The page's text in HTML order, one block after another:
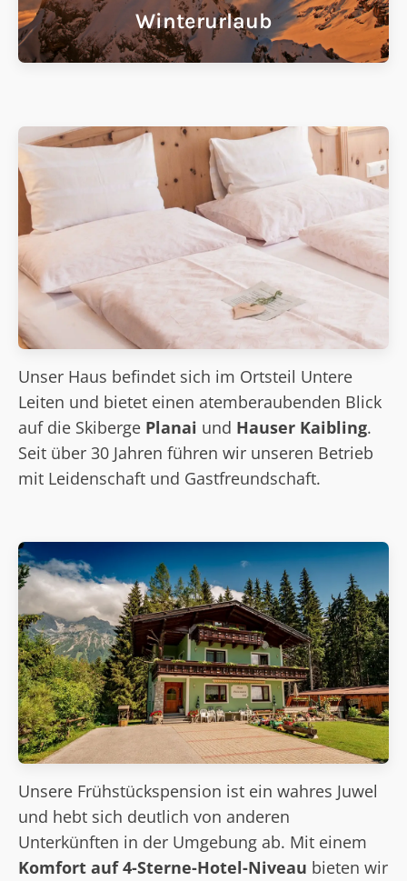
Winterurlaub
Unser Haus befindet sich im Ortsteil Untere
Leiten und bietet einen atemberaubenden Blick
auf die Skiberge Planai und Hauser Kaibling.
Seit über 30 Jahren führen wir unseren Betrieb
mit Leidenschaft und Gastfreundschaft.
Unsere Frühstückspension ist ein wahres Juwel
und hebt sich deutlich von anderen
Unterkünften in der Umgebung ab. Mit einem
Komfort auf 4-Sterne-Hotel-Niveau bieten wir